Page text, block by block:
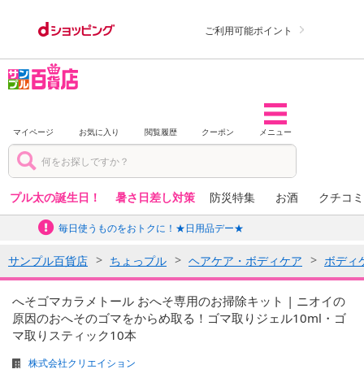
ご利用可能ポイント
マイページ お気に入り 閲覧履歴 クーポン メニュー
プル太の誕生日！ 暑さ日差し対策 防災特集 お酒 クチコ
毎日使うものをおトクに！★日用品デー★
サンプル百貨店 ちょっプル ヘアケア・ボディケア ボディ
へそゴマカラメトール おへそ専用のお掃除キット | ニオイの
原因のおへそのゴマをからめ取る！ゴマ取りジェル10ml・ゴ
マ取りスティック10本
株式会社クリエイション